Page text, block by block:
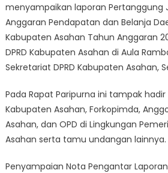
menyampaikan laporan Pertanggung
Anggaran Pendapatan dan Belanja
Kabupaten Asahan Tahun Anggaran
DPRD Kabupaten Asahan di Aula
Sekretariat DPRD Kabupaten Asahan,
Pada Rapat Paripurna ini tampak hadir
Kabupaten Asahan, Forkopimda,
Asahan, dan OPD di Lingkungan
Asahan serta tamu undangan lainnya.
Penyampaian Nota Pengantar